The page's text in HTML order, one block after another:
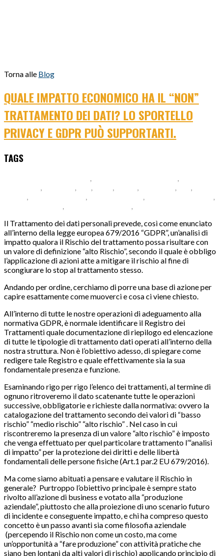
Torna alle Blog
QUALE IMPATTO ECONOMICO HA IL “NON”
TRATTAMENTO DEI DATI? LO SPORTELLO
PRIVACY E GDPR PUÒ SUPPORTARTI.
TAGS
, ,
, , , , , ,
,
, , ,
,
, ,
Il Trattamento dei dati personali prevede, così come enunciato
all’interno della legge europea 679/2016 “GDPR”, un’analisi di
impatto qualora il Rischio del trattamento possa risultare con
un valore di definizione “alto Rischio”, secondo il quale è obbligo
l’applicazione di azioni atte a mitigare il rischio al fine di
scongiurare lo stop al trattamento stesso.
Andando per ordine, cerchiamo di porre una base di azione per
capire esattamente come muoverci e cosa ci viene chiesto.
All’interno di tutte le nostre operazioni di adeguamento alla
normativa GDPR, è normale identificare il Registro dei
Trattamenti quale documentazione di riepilogo ed elencazione
di tutte le tipologie di trattamento dati operati all’interno della
nostra struttura. Non è l’obiettivo adesso, di spiegare come
redigere tale Registro e quale effettivamente sia la sua
fondamentale presenza e funzione.
Esaminando rigo per rigo l’elenco dei trattamenti, al termine di
ognuno ritroveremo il dato scatenante tutte le operazioni
successive, obbligatorie e richieste dalla normativa: ovvero la
catalogazione del trattamento secondo dei valori di “basso
rischio” “medio rischio” “alto rischio” . Nel caso in cui
riscontreremo la presenza di un valore “alto rischio” è imposto
che venga effettuato per quel particolare trattamento l’“analisi
di impatto” per la protezione dei diritti e delle libertà
fondamentali delle persone fisiche (Art.1 par.2 EU 679/2016).
Ma come siamo abituati a pensare e valutare il Rischio in
generale? Purtroppo l’obiettivo principale è sempre stato
rivolto all’azione di business e votato alla “produzione
aziendale”, piuttosto che alla proiezione di uno scenario futuro
di incidente e conseguente impatto, e chi ha compreso questo
concetto è un passo avanti sia come filosofia aziendale
(percependo il Rischio non come un costo, ma come
un’opportunità a “fare produzione” con attività pratiche che
siano ben lontani da alti valori di rischio) applicando principio di